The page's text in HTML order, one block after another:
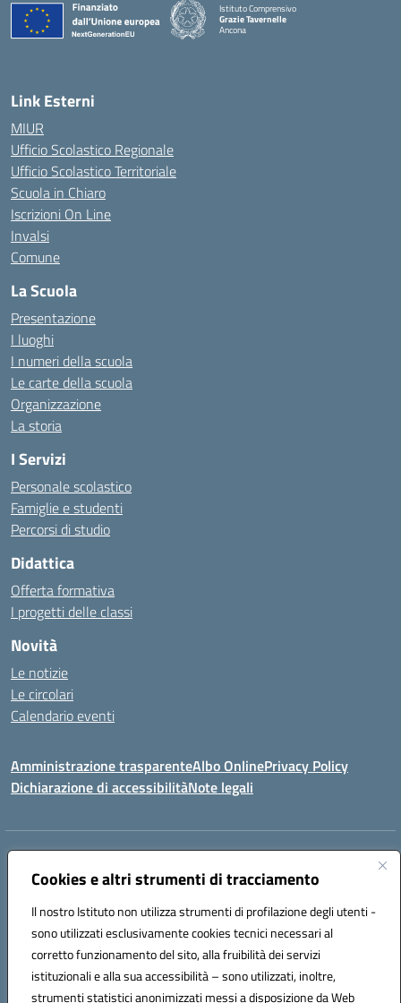
Cookies e altri strumenti di tracciamento
Il nostro Istituto non utilizza strumenti di profilazione degli utenti -
sono utilizzati esclusivamente cookies tecnici necessari al
corretto funzionamento del sito, alla fruibilità dei servizi
istituzionali e alla sua accessibilità – sono utilizzati, inoltre,
strumenti statistici anonimizzati messi a disposizione da Web
Istituto Comprensivo
Grazie Tavernelle
Ancona
Link Esterni
MIUR
Ufficio Scolastico Regionale
Ufficio Scolastico Territoriale
Scuola in Chiaro
Iscrizioni On Line
Invalsi
Comune
La Scuola
Presentazione
I luoghi
I numeri della scuola
Le carte della scuola
Organizzazione
La storia
I Servizi
Personale scolastico
Famiglie e studenti
Percorsi di studio
Didattica
Offerta formativa
I progetti delle classi
Novità
Le notizie
Le circolari
Calendario eventi
Amministrazione trasparenteAlbo OnlinePrivacy Policy
Dichiarazione di accessibilitàNote legali
Indirizzo:
Centralino:+39 071 89 52 08 Email:anic82000a@istruzione.it
Codice fiscale: 93084540421
Codice meccanografico:
ANIC82000A
Codice unico di fatturazione (CUF): UFF6L6